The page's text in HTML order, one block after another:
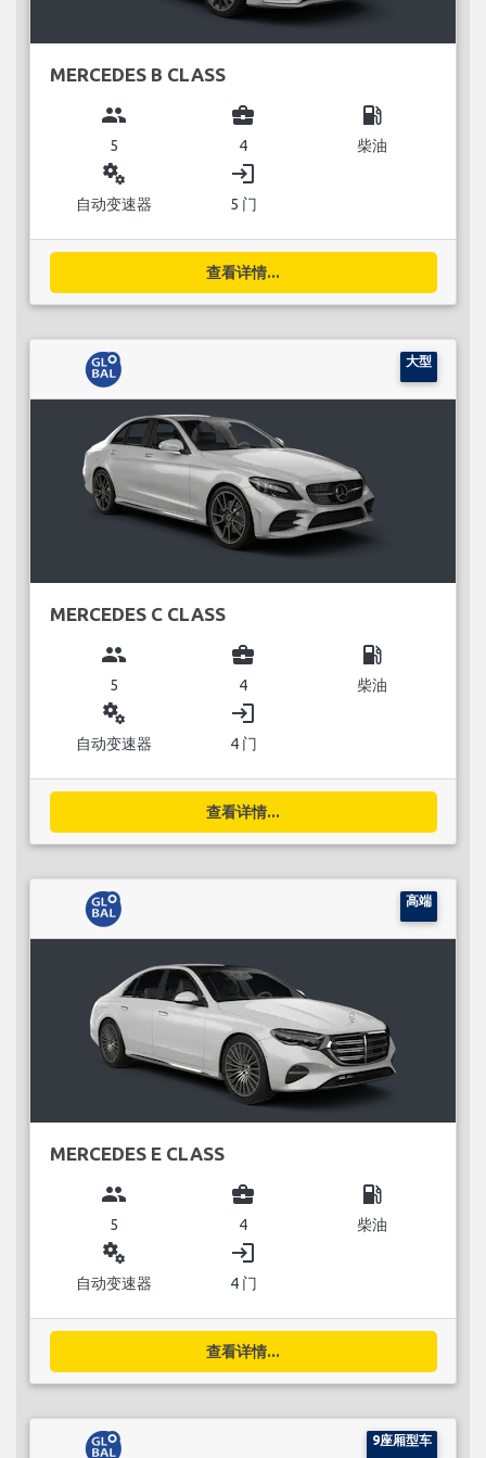
MERCEDES B CLASS
group
5
business_center
4
local_gas_station
柴油
miscellaneous_services
自动变速器
login
5 门
查看详情...
大型
MERCEDES C CLASS
group
5
business_center
4
local_gas_station
柴油
miscellaneous_services
自动变速器
login
4 门
查看详情...
高端
MERCEDES E CLASS
group
5
business_center
4
local_gas_station
柴油
miscellaneous_services
自动变速器
login
4 门
查看详情...
9座厢型车